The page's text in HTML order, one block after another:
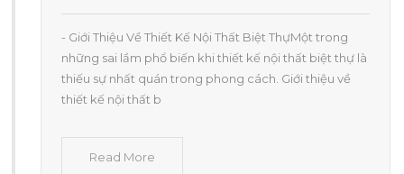
- Giới Thiệu Về Thiết Kế Nội Thất Biệt ThựMột trong
những sai lầm phổ biến khi thiết kế nội thất biệt thự là
thiếu sự nhất quán trong phong cách. Giới thiệu về
thiết kế nội thất b
Read More